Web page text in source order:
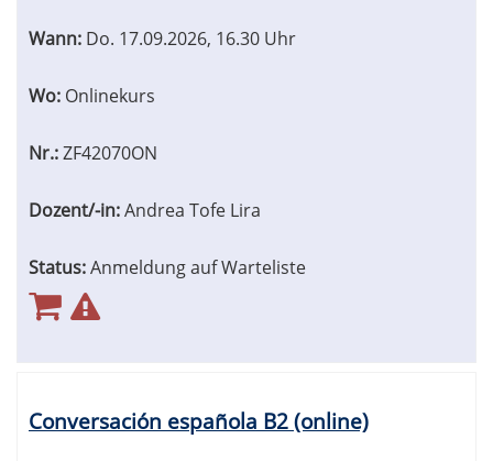
Wann: Do. 17.09.2026, 16.30 Uhr
Wo: Onlinekurs
Nr.:ZF42070ON
Dozent/-in:Andrea Tofe Lira
Status:Anmeldung auf Warteliste
Conversación española B2 (online)